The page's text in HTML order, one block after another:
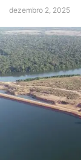
dezembro 2, 2025